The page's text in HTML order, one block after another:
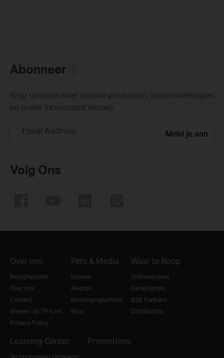
Abonneer
Krijg updates over nieuwe producten, samenwerkingen
en ander interessant nieuws
Email Address Meld je aan
Volg Ons
Over ons
Bedrijfsprofiel
Over ons
Contact
Werken bij TP-Link
Privacy Policy
Pers & Media
Nieuws
Awards
Beveiligingsadvies
Blog
Waar te Koop
Onlinewinkels
Detailhandel
B2B Partners
Distributors
Learning Center Promotions